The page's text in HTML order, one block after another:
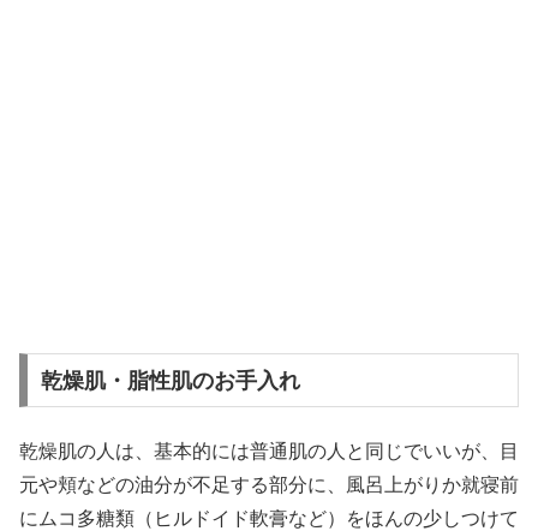
乾燥肌・脂性肌のお手入れ
乾燥肌の人は、基本的には普通肌の人と同じでいいが、目
元や頬などの油分が不足する部分に、風呂上がりか就寝前
にムコ多糖類（ヒルドイド軟膏など）をほんの少しつけて